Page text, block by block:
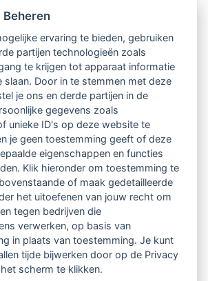
geregistreerde vakgenoten
2100 professionals in 14
opdrachtgevers
voor
& kennisbank
(LVSC keurmerk)
LVSC
ervaring te bieden, gebruiken
partijen technologieën zoals
te krijgen tot apparaat informatie
slaan. Door in te stemmen met deze
je ons en derde partijen in de
gegevens zoals
unieke ID's op deze website te
je geen toestemming geeft of deze
eigenschappen en functies
Klik hieronder om toestemming te
of maak gedetailleerde
het uitoefenen van jouw recht om
tegen bedrijven die
verwerken, op basis van
in plaats van toestemming. Je kunt
tijde bijwerken door op de Privacy
scherm te klikken.